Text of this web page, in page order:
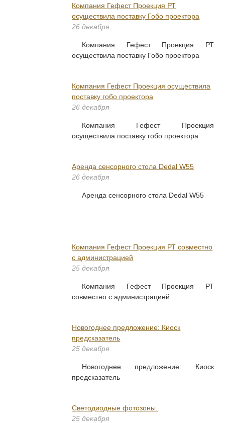
Компания Гефест Проекция РТ
осуществила поставку Гобо проектора
26 декабря
Компания Гефест Проекция РТ
осуществила поставку Гобо проектора
Компания Гефест Проекция осуществила
поставку гобо проектора
26 декабря
Компания Гефест Проекция
осуществила поставку гобо проектора
Аренда сенсорного стола Dedal W55
26 декабря
Аренда сенсорного стола Dedal W55
Компания Гефест Проекция РТ совместно
с администрацией
25 декабря
Компания Гефест Проекция РТ
совместно с администрацией
Новогоднее предложение: Киоск
предсказатель
25 декабря
Новогоднее предложение: Киоск
предсказатель
Светодиодные фотозоны.
25 декабря